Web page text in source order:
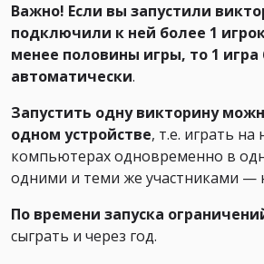
Важно! Если вы запустили
подключили к ней более 1
менее половины игры, то 1 игра
автоматически.
Запустить одну викторину
одном устройстве, т.е. играть на
компьютерах одновременно в
одними и теми же участниками —
По времени запуска
сыграть и через год.